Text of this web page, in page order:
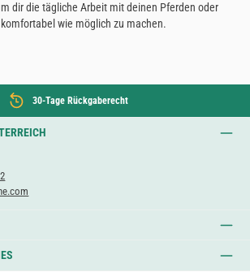
dir die tägliche Arbeit mit deinen Pferden oder
wie möglich zu machen.
30-Tage Rückgaberecht